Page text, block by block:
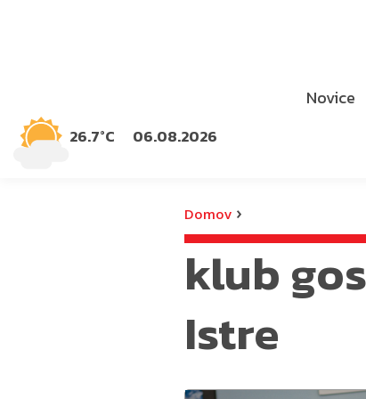
26.7°C 06.08.2026
Novice
Domov ›
klub
Istre